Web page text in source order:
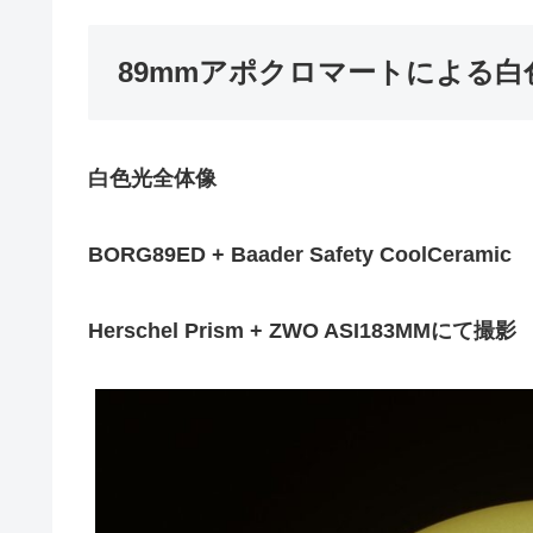
89mmアポクロマートによる白
白色光全体像
BORG89ED + Baader Safety CoolCeramic
Herschel Prism + ZWO ASI183MMにて撮影